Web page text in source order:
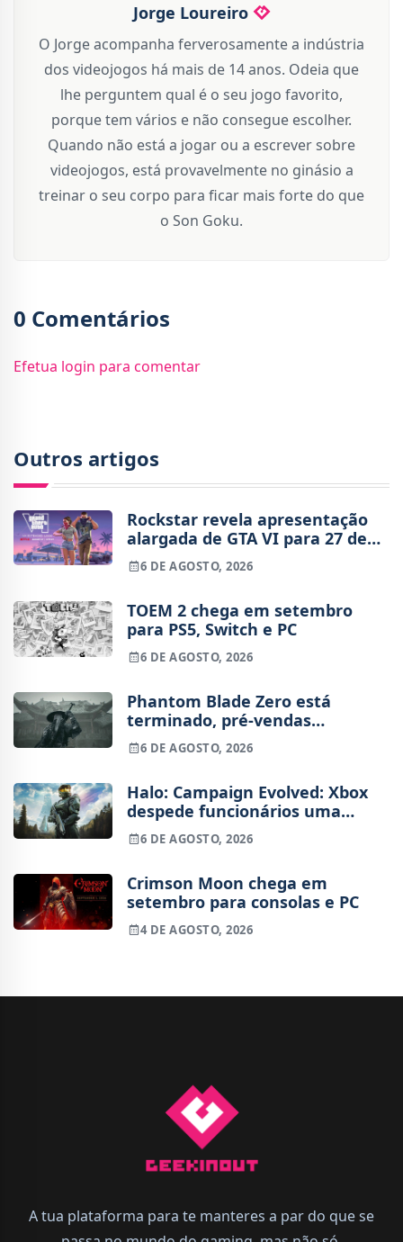
Jorge Loureiro
O Jorge acompanha ferverosamente a indústria
dos videojogos há mais de 14 anos. Odeia que
lhe perguntem qual é o seu jogo favorito,
porque tem vários e não consegue escolher.
Quando não está a jogar ou a escrever sobre
videojogos, está provavelmente no ginásio a
treinar o seu corpo para ficar mais forte do que
o Son Goku.
0 Comentários
Efetua login para comentar
Outros artigos
Rockstar revela apresentação
alargada de GTA VI para 27 de
agosto
6 DE AGOSTO, 2026
TOEM 2 chega em setembro
para PS5, Switch e PC
6 DE AGOSTO, 2026
Phantom Blade Zero está
terminado, pré-vendas
começam na próxima semana
6 DE AGOSTO, 2026
Halo: Campaign Evolved: Xbox
despede funcionários uma
semana após o lançamento
6 DE AGOSTO, 2026
Crimson Moon chega em
setembro para consolas e PC
4 DE AGOSTO, 2026
A tua plataforma para te manteres a par do que se